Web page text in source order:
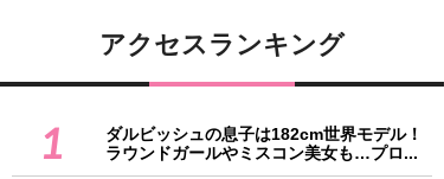
アクセスランキング
1
ダルビッシュの息子は182cm世界モデル！
ラウンドガールやミスコン美女も…プロ...